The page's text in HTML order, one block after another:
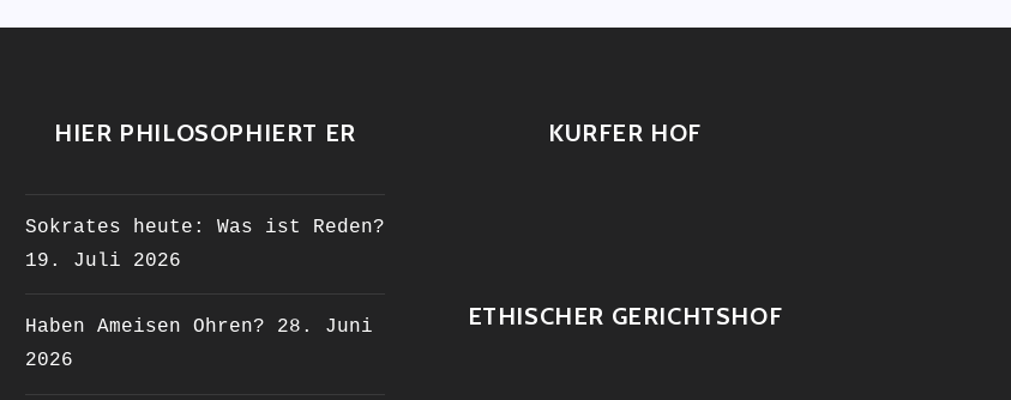
HIER PHILOSOPHIERT ER
Sokrates heute: Was ist Reden?
19. Juli 2026
Haben Ameisen Ohren?
28. Juni
2026
KURFER HOF
ETHISCHER GERICHTSHOF